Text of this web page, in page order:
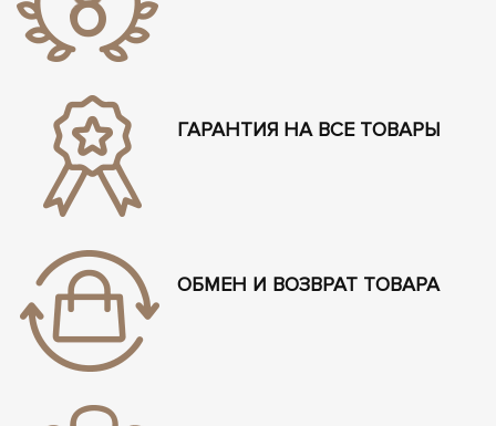
ГАРАНТИЯ НА ВСЕ ТОВАРЫ
ОБМЕН И ВОЗВРАТ ТОВАРА